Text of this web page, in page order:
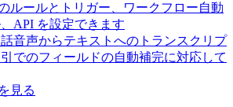
ルールとトリガー、ワークフロー自動
API を設定できます
音声からテキストへのトランスクリプ
でのフィールドの自動補完に対応して
見る